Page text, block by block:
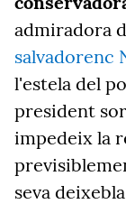
admiradora
salvadorenc
l'estela del
president
impedeix la
seva